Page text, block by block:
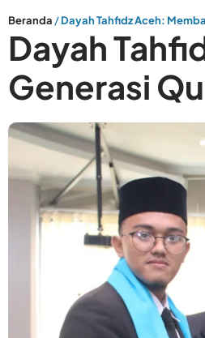
Beranda /Dayah Tahfidz Aceh:
Dayah
Generasi